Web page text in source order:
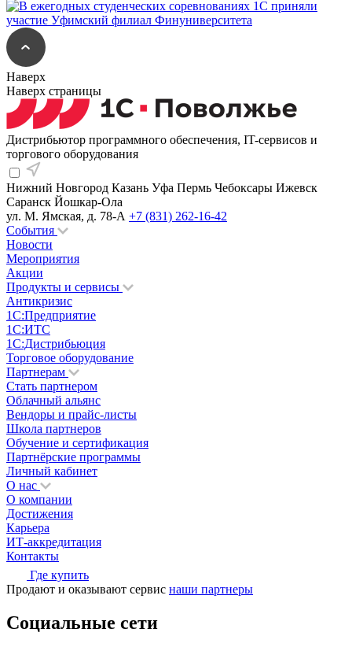
Наверх
Наверх страницы
Дистрибьютор программного обеспечения, IT-сервисов и
торгового оборудования
Нижний Новгород Казань Уфа Пермь Чебоксары Ижевск
Саранск Йошкар-Ола
ул. М. Ямская, д. 78-А +7 (831) 262-16-42
События
Новости
Мероприятия
Акции
Продукты и сервисы
Антикризис
1С:Предприятие
1С:ИТС
1С:Дистрибьюция
Торговое оборудование
Партнерам
Стать партнером
Облачный альянс
Вендоры и прайс-листы
Школа партнеров
Обучение и сертификация
Партнёрские программы
Личный кабинет
О нас
О компании
Достижения
Карьера
ИТ-аккредитация
Контакты
Где купить
Продают и оказывают сервис наши партнеры
Социальные сети